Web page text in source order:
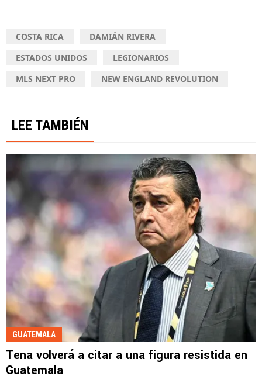
COSTA RICA
DAMIÁN RIVERA
ESTADOS UNIDOS
LEGIONARIOS
MLS NEXT PRO
NEW ENGLAND REVOLUTION
LEE TAMBIÉN
GUATEMALA
Tena volverá a citar a una figura resistida en
Guatemala